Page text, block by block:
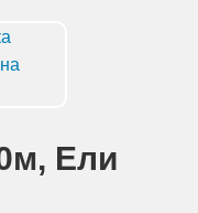
Eли